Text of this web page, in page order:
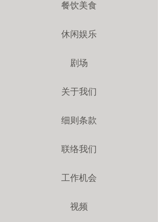
餐饮美食
休闲娱乐
剧场
关于我们
细则条款
联络我们
工作机会
视频